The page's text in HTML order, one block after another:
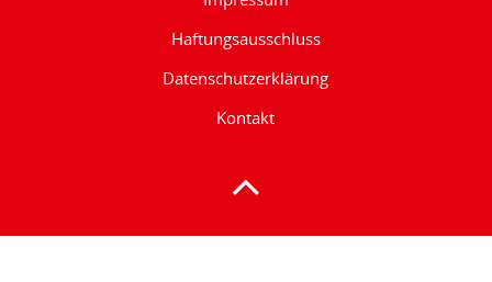
Haftungsausschluss
Datenschutzerklärung
Kontakt